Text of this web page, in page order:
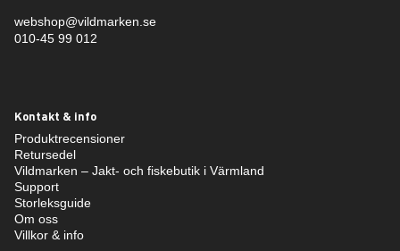
webshop@vildmarken.se
010-45 99 012
Kontakt & info
Produktrecensioner
Retursedel
Vildmarken – Jakt- och fiskebutik i Värmland
Support
Storleksguide
Om oss
Villkor & info